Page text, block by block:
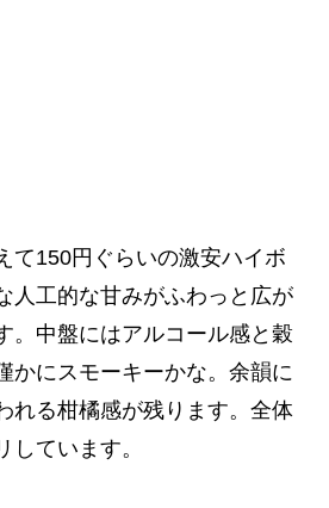
て150円ぐらいの激安ハイボ
人工的な甘みがふわっと広が
。中盤にはアルコール感と穀
かにスモーキーかな。余韻に
れる柑橘感が残ります。全体
しています。